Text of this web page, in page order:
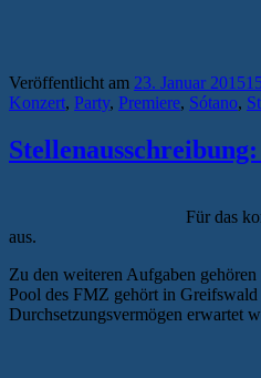
Veröffentlicht am 23. Januar 2015
Konzert, Party, Premiere, Sótano,
Für das
aus.
Zu den weiteren Aufgaben
Pool des FMZ gehört in Greifswald
Durchsetzungsvermögen erwartet